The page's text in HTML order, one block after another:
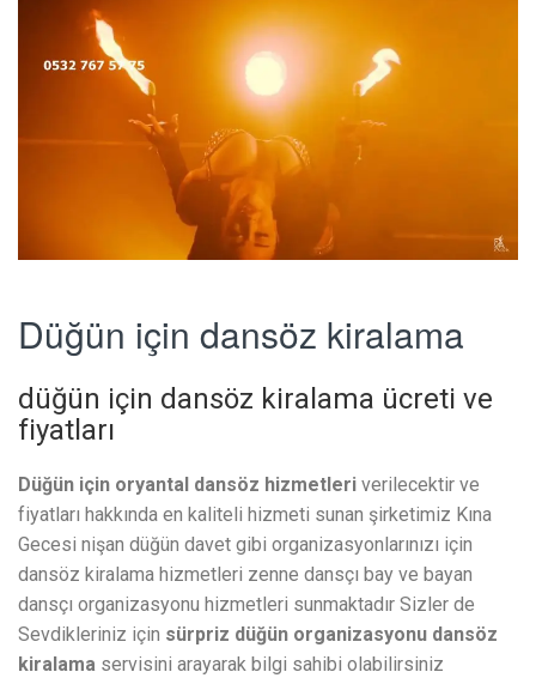
Düğün için dansöz kiralama
düğün için dansöz kiralama ücreti ve
fiyatları
Düğün için oryantal dansöz hizmetleri verilecektir ve
fiyatları hakkında en kaliteli hizmeti sunan şirketimiz Kına
Gecesi nişan düğün davet gibi organizasyonlarınızı için
dansöz kiralama hizmetleri zenne dansçı bay ve bayan
dansçı organizasyonu hizmetleri sunmaktadır Sizler de
Sevdikleriniz için sürpriz düğün organizasyonu dansöz
kiralama servisini arayarak bilgi sahibi olabilirsiniz